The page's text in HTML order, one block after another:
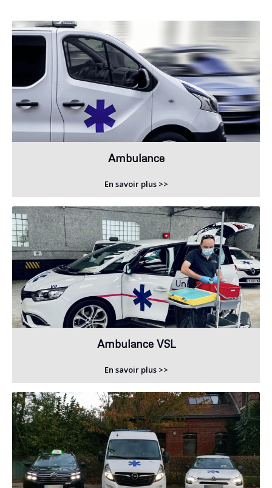
Ambulance
En savoir plus >>
Ambulance VSL
En savoir plus >>